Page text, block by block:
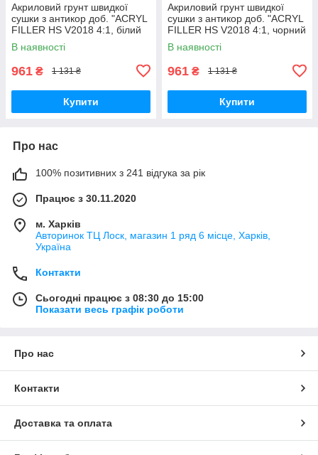
Акриловий грунт швидкої
сушки з антикор доб. "ACRYL
FILLER HS V2018 4:1, білий
Anticorrosive Rapid Drying"
TROTON Master
В наявності
961 ₴ 1 131 ₴
Купити
Акриловий грунт швидкої
сушки з антикор доб. "ACRYL
FILLER HS V2018 4:1, чорний
Anticorrosive Rapid Drying"
TROTON Master
В наявності
961 ₴ 1 131 ₴
Купити
Про нас
100% позитивних з 241 відгука за рік
Працює з 30.11.2020
м. Харків
Авторинок ТЦ Лоск, магазин 1 ряд 6 місце, Харків,
Україна
Контакти
Сьогодні працює з 08:30 до 15:00
Показати весь графік роботи
Про нас
Контакти
Доставка та оплата